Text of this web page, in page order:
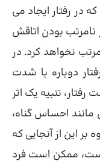
در رفتار ایجاد می
نامرتب بودن اتاقش
نخواهد کرد. در
دوباره با شدت
تنبیه یک اثر
احساس گناه،
این از آنجایی که
ممکن است فرد